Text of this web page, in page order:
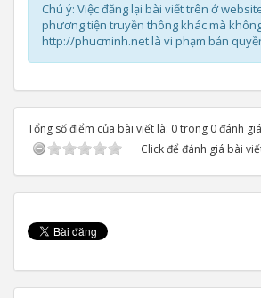
Chú ý: Việc đăng lại bài viết trên ở
phương tiện truyền thông khác mà
http://phucminh.net là vi phạm bản
Tổng số điểm của bài viết là: 0 trong 0 đánh giá
Click để đánh giá bài